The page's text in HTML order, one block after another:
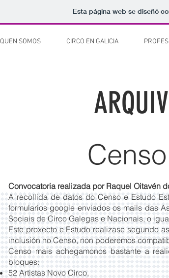
Esta página web se diseñó
QUEN SOMOS CIRCO EN GALICIA
Convocatoria realizada por Raquel Oitavén
A recollida de datos do Censo e Estudo
formularios google enviados os mails das
Sociais de Circo Galegas e Nacionais, o
Este proxecto e Estudo realizase segundo
inclusión no Censo, non poderemos
Censo mais achegamonos bastante a
bloques:
52 Artistas Novo Circo,